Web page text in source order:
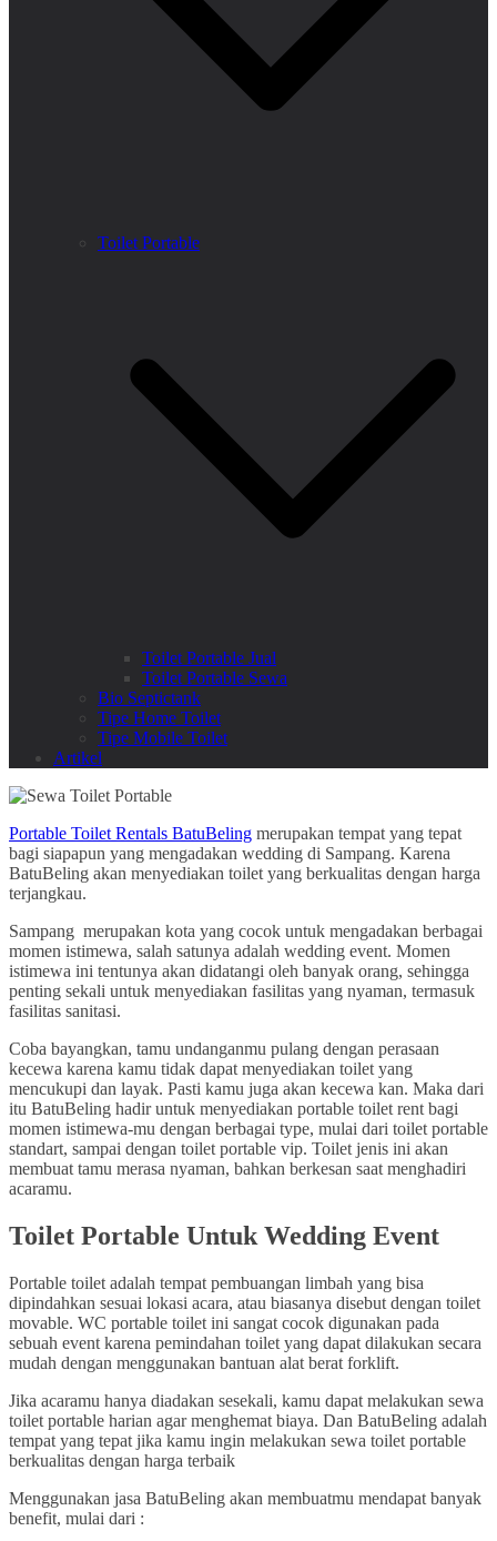
Toilet Portable
Toilet Portable Jual
Toilet Portable Sewa
Bio Septictank
Tipe Home Toilet
Tipe Mobile Toilet
Artikel
Portable Toilet Rentals BatuBeling merupakan tempat yang tepat
bagi siapapun yang mengadakan wedding di Sampang. Karena
BatuBeling akan menyediakan toilet yang berkualitas dengan harga
terjangkau.
Sampang merupakan kota yang cocok untuk mengadakan berbagai
momen istimewa, salah satunya adalah wedding event. Momen
istimewa ini tentunya akan didatangi oleh banyak orang, sehingga
penting sekali untuk menyediakan fasilitas yang nyaman, termasuk
fasilitas sanitasi.
Coba bayangkan, tamu undanganmu pulang dengan perasaan
kecewa karena kamu tidak dapat menyediakan toilet yang
mencukupi dan layak. Pasti kamu juga akan kecewa kan. Maka dari
itu BatuBeling hadir untuk menyediakan portable toilet rent bagi
momen istimewa-mu dengan berbagai type, mulai dari toilet portable
standart, sampai dengan toilet portable vip. Toilet jenis ini akan
membuat tamu merasa nyaman, bahkan berkesan saat menghadiri
acaramu.
Toilet Portable Untuk Wedding Event
Portable toilet adalah tempat pembuangan limbah yang bisa
dipindahkan sesuai lokasi acara, atau biasanya disebut dengan toilet
movable. WC portable toilet ini sangat cocok digunakan pada
sebuah event karena pemindahan toilet yang dapat dilakukan secara
mudah dengan menggunakan bantuan alat berat forklift.
Jika acaramu hanya diadakan sesekali, kamu dapat melakukan sewa
toilet portable harian agar menghemat biaya. Dan BatuBeling adalah
tempat yang tepat jika kamu ingin melakukan sewa toilet portable
berkualitas dengan harga terbaik
Menggunakan jasa BatuBeling akan membuatmu mendapat banyak
benefit, mulai dari :